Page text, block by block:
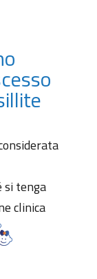
si tenga
clinica